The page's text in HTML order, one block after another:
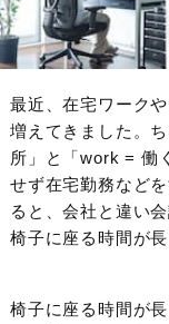
最近、在宅ワーク
増えてきました。
所」と「work = 働
せず在宅勤務など
ると、会社と違い
椅子に座る時間が
椅子に座る時間が